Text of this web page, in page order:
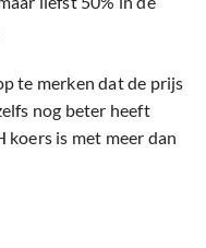
te merken dat de prijs
nog beter heeft
koers is met meer dan